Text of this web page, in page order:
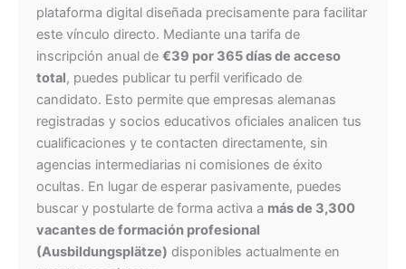
plataforma digital diseñada precisamente para facilitar
este vínculo directo. Mediante una tarifa de
inscripción anual de €39 por 365 días de acceso
total, puedes publicar tu perfil verificado de
candidato. Esto permite que empresas alemanas
registradas y socios educativos oficiales analicen tus
cualificaciones y te contacten directamente, sin
agencias intermediarias ni comisiones de éxito
ocultas. En lugar de esperar pasivamente, puedes
buscar y postularte de forma activa a más de 3,300
vacantes de formación profesional
(Ausbildungsplätze) disponibles actualmente en